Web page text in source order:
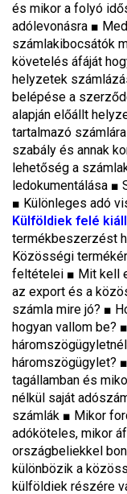
és mikor a folyó
adólevonásra ■
számlakibocsátók
követelés áfáját
helyzetek
belépése a
alapján előállt
tartalmazó
szabály és annak
lehetőség a
ledokumentálása ■
■ Különleges adó
Külföldiek felé
termékbeszerzést
Közösségi
feltételei ■ Mit kell
az export és a
számla mire jó? ■
hogyan vallom be?
háromszögügylet?
tagállamban és
nélkül saját
számlák ■ Mikor
adóköteles, mikor
országbeliekkel
különbözik a
külföldiek részére